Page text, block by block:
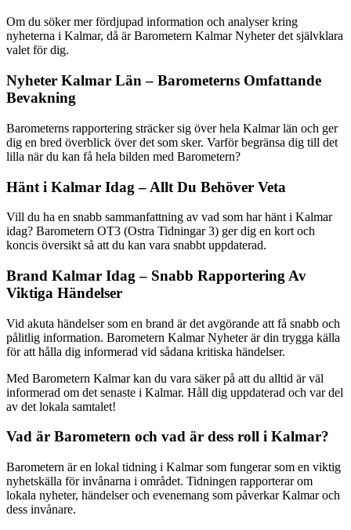
Om du söker mer fördjupad information och analyser kring
nyheterna i Kalmar, då är Barometern Kalmar Nyheter det självklara
valet för dig.
Nyheter Kalmar Län – Barometerns Omfattande
Bevakning
Barometerns rapportering sträcker sig över hela Kalmar län och ger
dig en bred överblick över det som sker. Varför begränsa dig till det
lilla när du kan få hela bilden med Barometern?
Hänt i Kalmar Idag – Allt Du Behöver Veta
Vill du ha en snabb sammanfattning av vad som har hänt i Kalmar
idag? Barometern OT3 (Ostra Tidningar 3) ger dig en kort och
koncis översikt så att du kan vara snabbt uppdaterad.
Brand Kalmar Idag – Snabb Rapportering Av
Viktiga Händelser
Vid akuta händelser som en brand är det avgörande att få snabb och
pålitlig information. Barometern Kalmar Nyheter är din trygga källa
för att hålla dig informerad vid sådana kritiska händelser.
Med Barometern Kalmar kan du vara säker på att du alltid är väl
informerad om det senaste i Kalmar. Håll dig uppdaterad och var del
av det lokala samtalet!
Vad är Barometern och vad är dess roll i Kalmar?
Barometern är en lokal tidning i Kalmar som fungerar som en viktig
nyhetskälla för invånarna i området. Tidningen rapporterar om
lokala nyheter, händelser och evenemang som påverkar Kalmar och
dess invånare.